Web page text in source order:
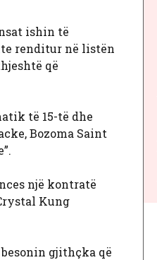
ishin të
renditur në listën
që
të 15-të dhe
Bozoma Saint
një kontratë
Kung
gjithçka që